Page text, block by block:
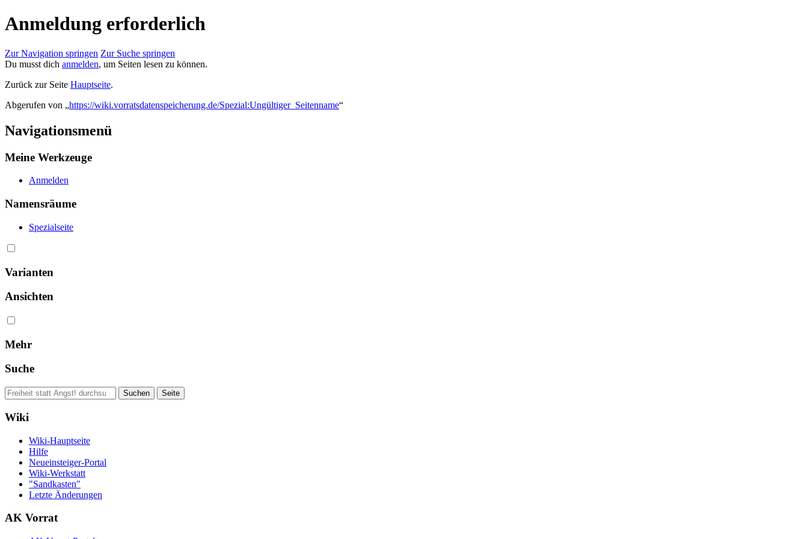
Anmeldung erforderlich
Zur Navigation springen Zur Suche springen
Du musst dich anmelden, um Seiten lesen zu können.
Zurück zur Seite Hauptseite.
Abgerufen von „https://wiki.vorratsdatenspeicherung.de/Spezial:Ungültiger_Seitenname“
Navigationsmenü
Meine Werkzeuge
Anmelden
Namensräume
Spezialseite
Varianten
Ansichten
Mehr
Suche
Wiki
Wiki-Hauptseite
Hilfe
Neueinsteiger-Portal
Wiki-Werkstatt
"Sandkasten"
Letzte Änderungen
AK Vorrat